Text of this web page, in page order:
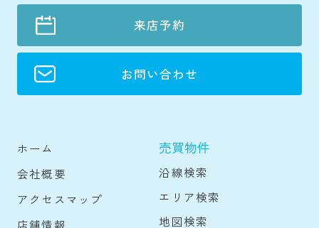
来店予約
お問い合わせ
ホーム
会社概要
アクセスマップ
店舗情報
売買物件
沿線検索
エリア検索
地図検索